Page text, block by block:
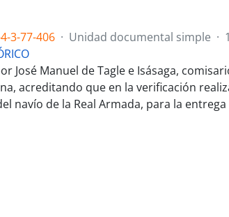
3-77-406 · Unidad documental simple ·
José Manuel de Tagle e Isásaga,
acreditando que en la verificación
navío de la Real Armada, para la entrega